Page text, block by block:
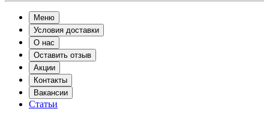
Меню
Условия доставки
О нас
Оставить отзыв
Акции
Контакты
Вакансии
Статьи